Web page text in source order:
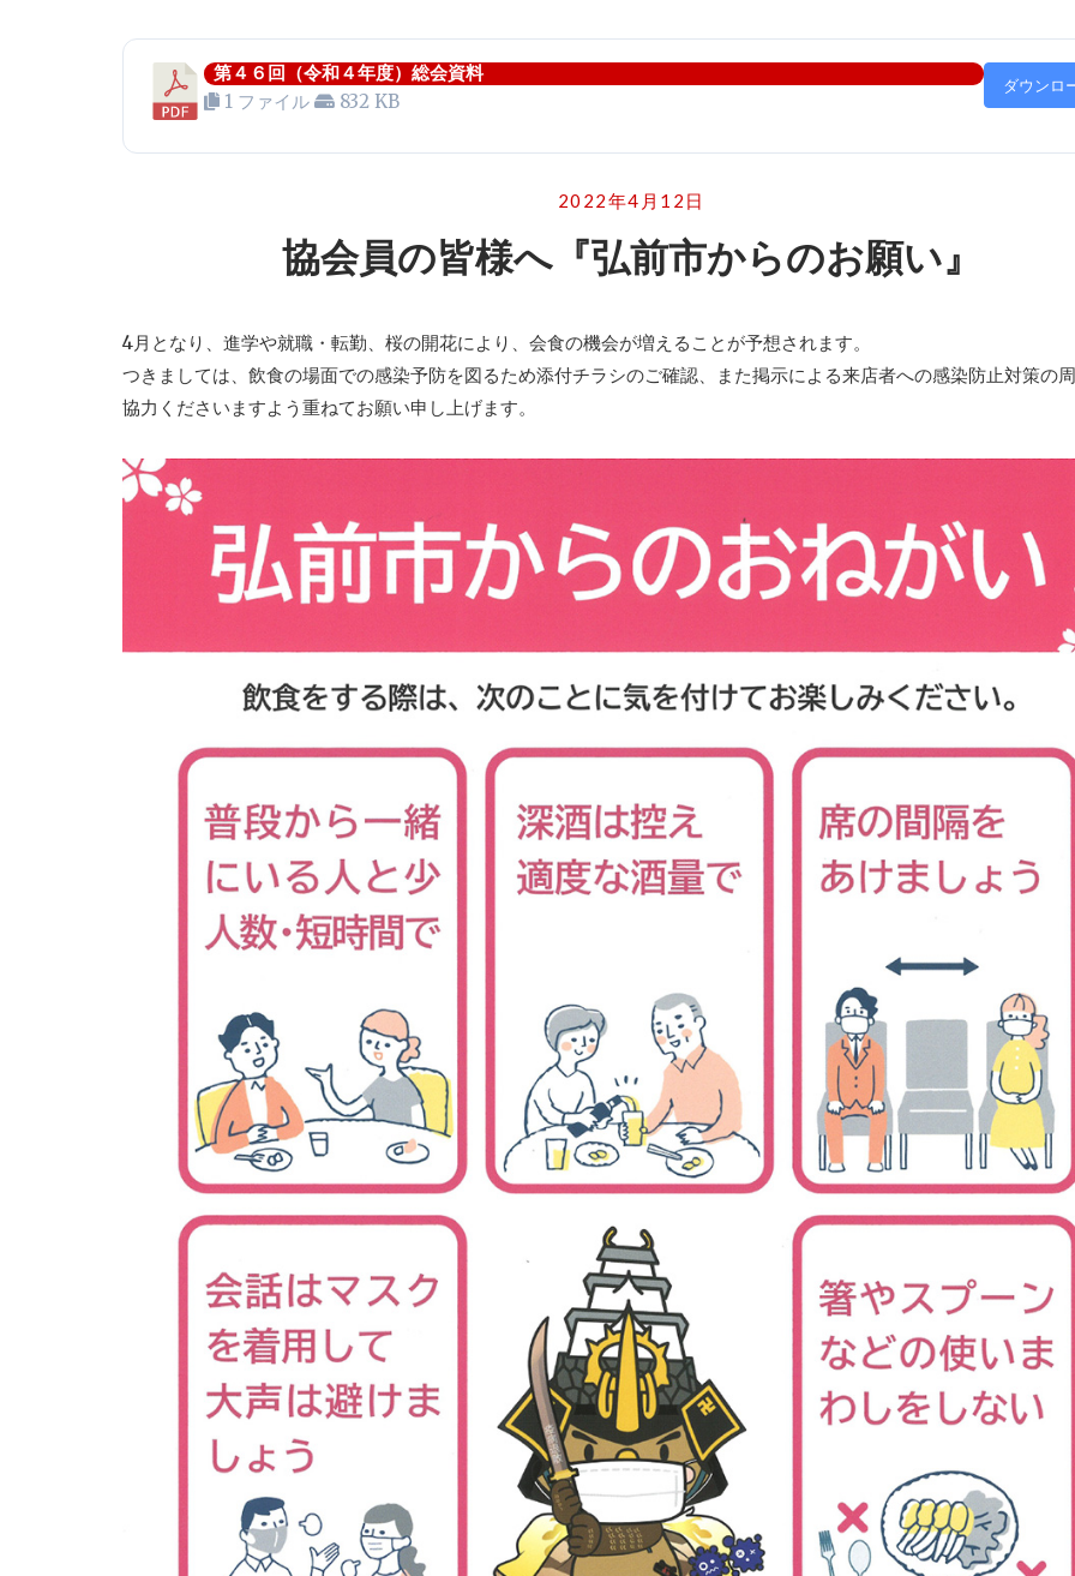
第４６回（令和４年度）総会資料
1 ファイル 832 KB
ダウンロ
2022年4月12日
協会員の皆様へ『弘前市からのお願い』
4月となり、進学や就職・転勤、桜の開花により、会食の機会が増えることが予想されます。
つきましては、飲食の場面での感染予防を図るため添付チラシのご確認、また掲示による来店者への感染防止対策の
協力くださいますよう重ねてお願い申し上げます。